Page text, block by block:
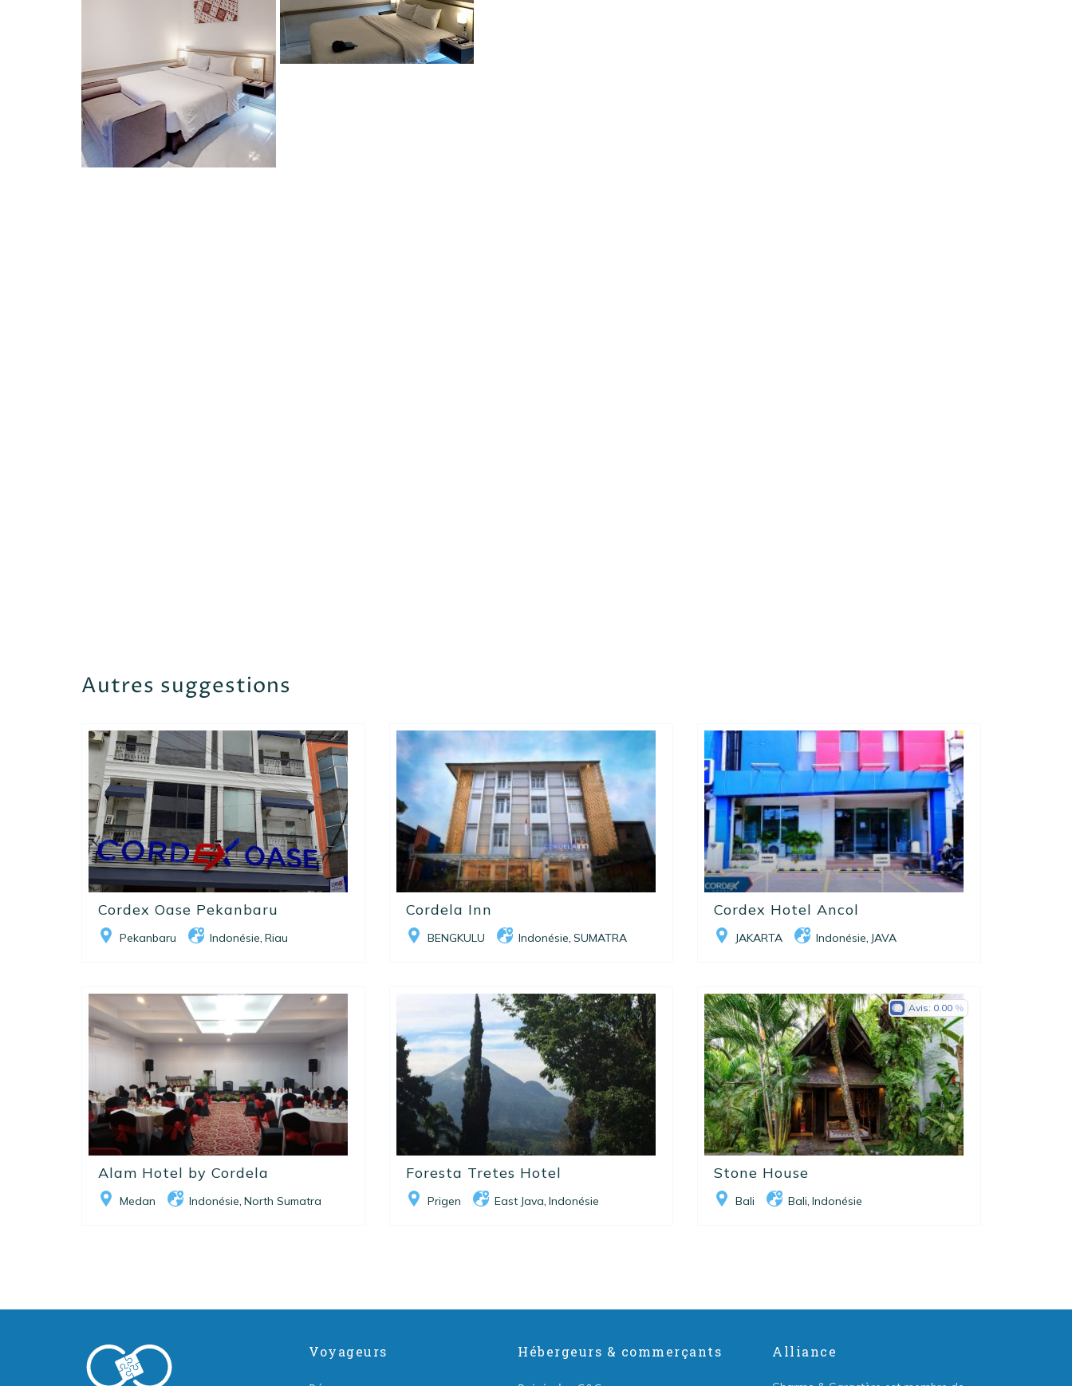
Autres suggestions
Cordex Oase Pekanbaru
Pekanbaru Indonésie Riau
Cordela Inn
BENGKULU Indonésie ,SUMATRA
Cordex Hotel Ancol
JAKARTA Indonésie JAVA
Alam Hotel by Cordela
Medan Indonésie North Sumatra
Foresta Tretes Hotel
Prigen East Java ,Indonésie
Stone House
Bali Bali ,Indonésie
Avis: 0.00
Voyageurs Hébergeurs & commerçants Alliance